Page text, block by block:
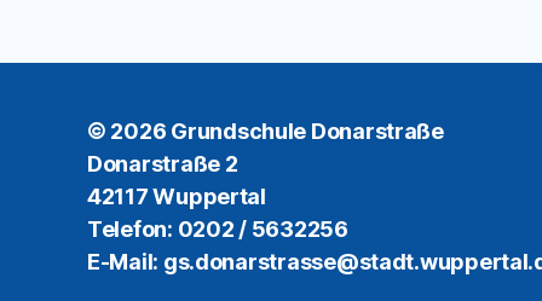
© 2026 Grundschule Donarstraße
Donarstraße 2
42117 Wuppertal
Telefon: 0202 / 5632256
E-Mail: